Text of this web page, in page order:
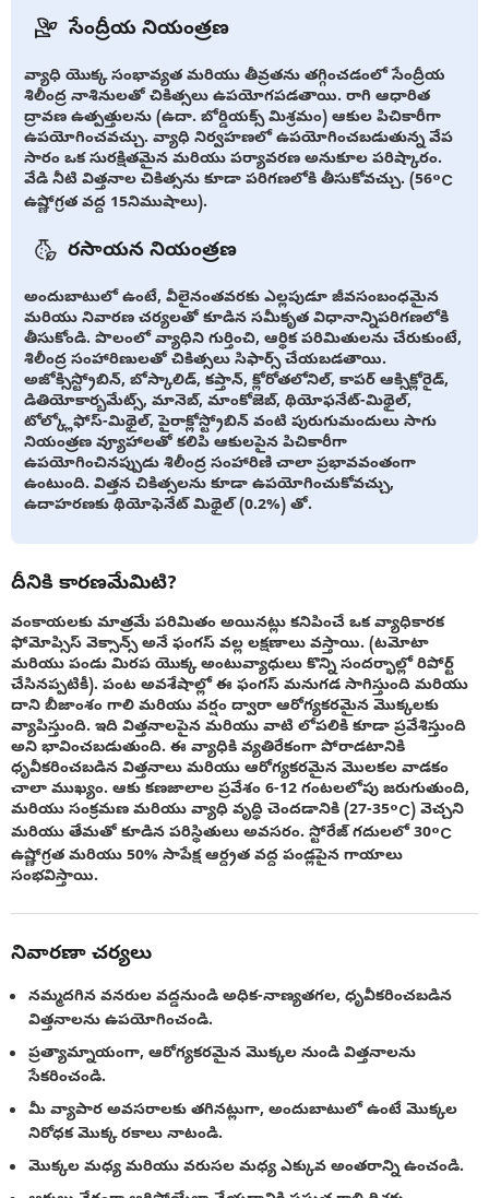
సేంద్రీయ నియంత్రణ
వ్యాధి యొక్క సంభావ్యత మరియు తీవ్రతను తగ్గించడంలో సేంద్రీయ
శిలీంద్ర నాశినులతో చికిత్సలు ఉపయోగపడతాయి. రాగి ఆధారిత
ద్రావణ ఉత్పత్తులను (ఉదా. బోర్డియక్స్ మిశ్రమం) ఆకుల పిచికారీగా
ఉపయోగించవచ్చు. వ్యాధి నిర్వహణలో ఉపయోగించబడుతున్న వేప
సారం ఒక సురక్షితమైన మరియు పర్యావరణ అనుకూల పరిష్కారం.
వేడి నీటి విత్తనాల చికిత్సను కూడా పరిగణలోకి తీసుకోవచ్చు. (56°C
ఉష్ణోగ్రత వద్ద 15నిముషాలు).
రసాయన నియంత్రణ
అందుబాటులో ఉంటే, వీలైనంతవరకు ఎల్లపుడూ జీవసంబంధమైన
మరియు నివారణ చర్యలతో కూడిన సమీకృత విధానాన్నిపరిగణలోకి
తీసుకోండి. పొలంలో వ్యాధిని గుర్తించి, ఆర్థిక పరిమితులను చేరుకుంటే,
శిలీంద్ర సంహారిణులతో చికిత్సలు సిఫార్స్ చేయబడతాయి.
అజోక్సిస్ట్రోబిన్, బోస్కాలిడ్, కప్తాన్, క్లోరోతలోనిల్, కాపర్ ఆక్సిక్లోరైడ్,
డితియోకార్బమేట్స్, మానెబ్, మాంకోజెబ్, థియోఫనేట్-మిథైల్,
టోల్క్లోఫోస్-మిథైల్, పైరాక్లోస్ట్రోబిన్ వంటి పురుగుమందులు సాగు
నియంత్రణ వ్యూహాలతో కలిపి ఆకులపైన పిచికారీగా
ఉపయోగించినప్పుడు శిలీంద్ర సంహారిణి చాలా ప్రభావవంతంగా
ఉంటుంది. విత్తన చికిత్సలను కూడా ఉపయోగించుకోవచ్చు,
ఉదాహరణకు థియోఫెనేట్ మిథైల్ (0.2%) తో.
దీనికి కారణమేమిటి?
వంకాయలకు మాత్రమే పరిమితం అయినట్లు కనిపించే ఒక వ్యాధికారక
ఫోమోప్సిస్ వెక్సాన్స్ అనే ఫంగస్ వల్ల లక్షణాలు వస్తాయి. (టమోటా
మరియు పండు మిరప యొక్క అంటువ్యాధులు కొన్ని సందర్భాల్లో రిపోర్ట్
చేసినప్పటికీ). పంట అవశేషాల్లో ఈ ఫంగస్ మనుగడ సాగిస్తుంది మరియు
దాని బీజాంశం గాలి మరియు వర్షం ద్వారా ఆరోగ్యకరమైన మొక్కలకు
వ్యాపిస్తుంది. ఇది విత్తనాలపైన మరియు వాటి లోపలికి కూడా ప్రవేశిస్తుంది
అని భావించబడుతుంది. ఈ వ్యాధికి వ్యతిరేకంగా పోరాడటానికి
ధృవీకరించబడిన విత్తనాలు మరియు ఆరోగ్యకరమైన మొలకల వాడకం
చాలా ముఖ్యం. ఆకు కణజాలాల ప్రవేశం 6-12 గంటలలోపు జరుగుతుంది,
మరియు సంక్రమణ మరియు వ్యాధి వృద్ధి చెందడానికి (27-35°C) వెచ్చని
మరియు తేమతో కూడిన పరిస్థితులు అవసరం. స్టోరేజ్ గదులలో 30°C
ఉష్ణోగ్రత మరియు 50% సాపేక్ష ఆర్ద్రత వద్ద పండ్లపైన గాయాలు
సంభవిస్తాయి.
నివారణా చర్యలు
నమ్మదగిన వనరుల వద్డనుండి అధిక-నాణ్యతగల, ధృవీకరించబడిన
విత్తనాలను ఉపయోగించండి.
ప్రత్యామ్నాయంగా, ఆరోగ్యకరమైన మొక్కల నుండి విత్తనాలను
సేకరించండి.
మీ వ్యాపార అవసరాలకు తగినట్లుగా, అందుబాటులో ఉంటే మొక్కల
నిరోధక మొక్క రకాలు నాటండి.
మొక్కల మధ్య మరియు వరుసల మధ్య ఎక్కువ అంతరాన్ని ఉంచండి.